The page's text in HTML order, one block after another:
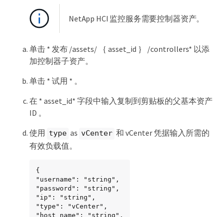
NetApp HCI 监控服务需要控制器资产。
单击 * 发布 /assets/ ｛ asset_id ｝ /controllers* 以添
加控制器子资产。
单击 * 试用 * 。
在 * asset_id* 字段中输入复制到剪贴板的父基本资产
ID 。
使用 type as vCenter 和 vCenter 凭据输入所需的
有效负载值。
{
"username": "string",
"password": "string",
"ip": "string",
"type": "vCenter",
"host_name": "string",